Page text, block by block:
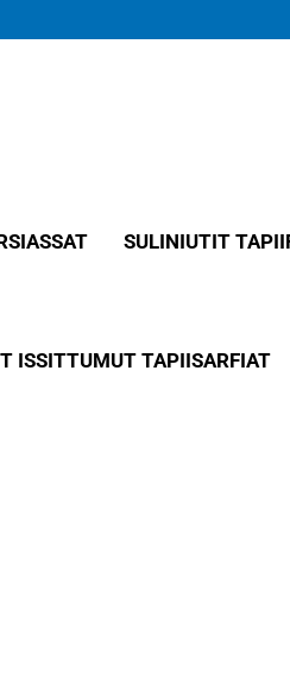
SULINIUTIT
ISSITTUMUT TAPIISARFIAT